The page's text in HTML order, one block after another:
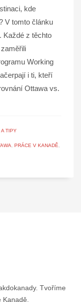
kde
V tomto článku
Každé z těchto
Working
i ti, kteří
Ottawa vs.
A TIPY
, PRÁCE V KANADĚ,
Tvoříme